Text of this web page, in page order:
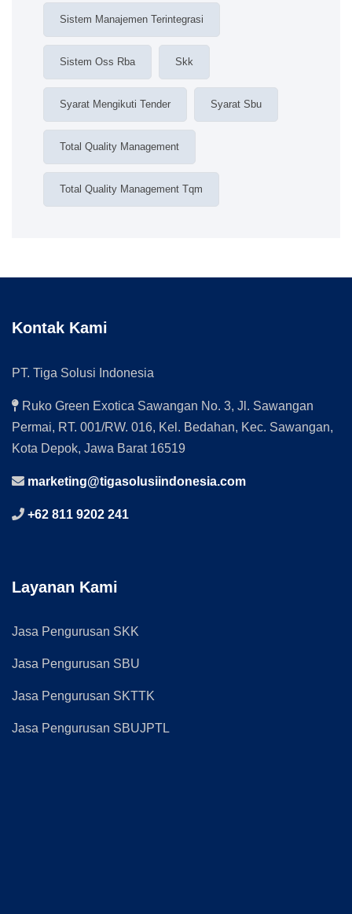
Sistem Manajemen Terintegrasi
Sistem Oss Rba Skk
Syarat Mengikuti Tender Syarat Sbu
Total Quality Management
Total Quality Management Tqm
Kontak Kami
PT. Tiga Solusi Indonesia
Ruko Green Exotica Sawangan No. 3, Jl. Sawangan
Permai, RT. 001/RW. 016, Kel. Bedahan, Kec. Sawangan,
Kota Depok, Jawa Barat 16519
marketing@tigasolusiindonesia.com
+62 811 9202 241
Layanan Kami
Jasa Pengurusan SKK
Jasa Pengurusan SBU
Jasa Pengurusan SKTTK
Jasa Pengurusan SBUJPTL